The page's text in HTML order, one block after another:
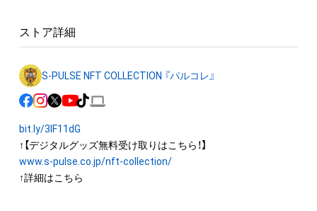
www.koukoku.jp/privacy
の著作権を有する方、著作隣接権の権利者またはその管理委託
そのため、本アイテムを保有していたとしても、本アイテムに関
する創作物にかかる知的財産権を有することを意味しません。
・本アイテムの著作権を有する方、著作隣接権の権利者またはそ
アイテムの保有者が有する権利」の範囲を超えた行為、知的財産
権を侵害するおそれのある行為(改変、公開、配布、逆コンパイ
ル、リバースエンジニアリングを含みますが、これに限定されま
せん。) を行うことはできません。
ストア詳細
S-PULSE NFT COLLECTION 『パルコレ』
bit.ly/3IF11dG
www.s-pulse.co.jp/nft-collection/
↑詳細はこちら